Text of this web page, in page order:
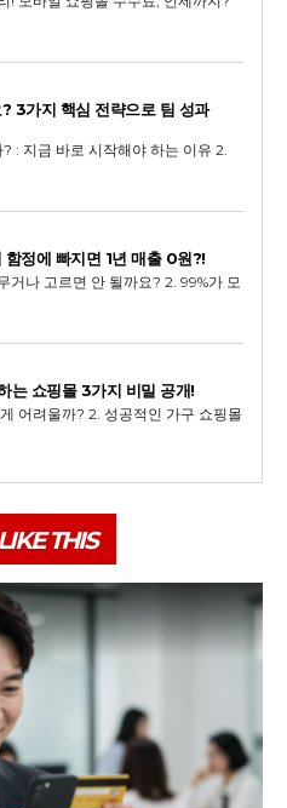
3가지 핵심 전략으로 팀 성과
정에 빠지면 1년 매출 0원?!
는 쇼핑몰 3가지 비밀 공개!
어려울까? 2. 성공적인 가구 쇼핑몰
THIS